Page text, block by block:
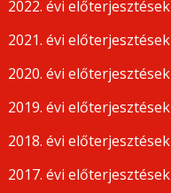
2022. évi előterjesztések
2021. évi előterjesztések
2020. évi előterjesztések
2019. évi előterjesztések
2018. évi előterjesztések
2017. évi előterjesztések